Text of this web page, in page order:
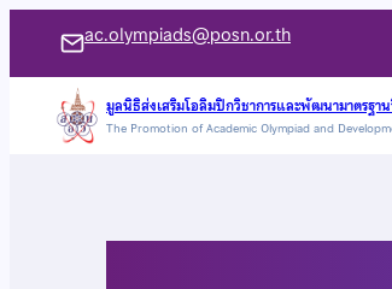
เนื้อหา
ac.olympiads@posn.or.th
มูลนิธิส่งเสริมโอลิมปิกวิชาการและพัฒนามาตรฐา
The Promotion of Academic Olympiad and